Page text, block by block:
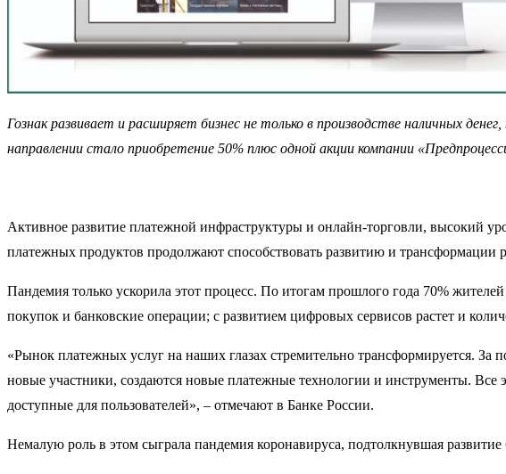
Гознак развивает и расширяет бизнес не только в производстве наличных
направлении стало приобретение 50% плюс одной акции компании
Активное развитие платежной инфраструктуры и онлайн-торговли, высокий
платежных продуктов продолжают способствовать развитию и трансформации
Пандемия только ускорила этот процесс. По итогам прошлого года 70%
покупок и банковские операции; с развитием цифровых сервисов растет и
«Рынок платежных услуг на наших глазах стремительно трансформируется.
новые участники, создаются новые платежные технологии и инструменты.
доступные для пользователей», – отмечают в Банке России.
Немалую роль в этом сыграла пандемия коронавируса, подтолкнувшая